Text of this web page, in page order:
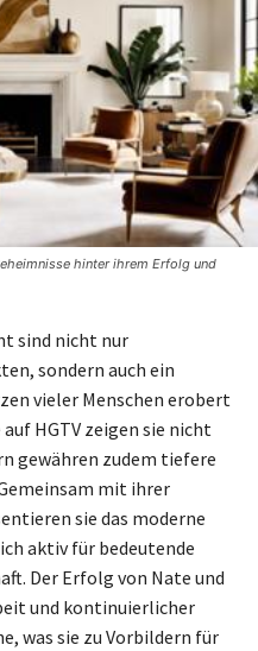
hinter ihrem Erfolg und
sind nicht nur
sondern auch ein
vieler Menschen erobert
HGTV zeigen sie nicht
gewähren zudem tiefere
mit ihrer
sie das moderne
aktiv für bedeutende
Der Erfolg von Nate und
und kontinuierlicher
was sie zu Vorbildern für